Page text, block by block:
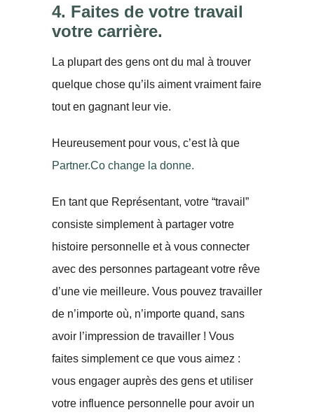
4. Faites de votre travail
votre carrière.
La plupart des gens ont du mal à trouver
quelque chose qu’ils aiment vraiment faire
tout en gagnant leur vie.
Heureusement pour vous, c’est là que
Partner.Co change la donne.
En tant que Représentant, votre “travail”
consiste simplement à partager votre
histoire personnelle et à vous connecter
avec des personnes partageant votre rêve
d’une vie meilleure. Vous pouvez travailler
de n’importe où, n’importe quand, sans
avoir l’impression de travailler ! Vous
faites simplement ce que vous aimez :
vous engager auprès des gens et utiliser
votre influence personnelle pour avoir un